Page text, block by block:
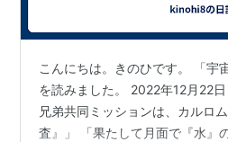
こんにちは。きのひです。 「宇
を読みました。 2022年12月22
兄弟共同ミッションは、カルロ
査』」 「果たして月面で『水』